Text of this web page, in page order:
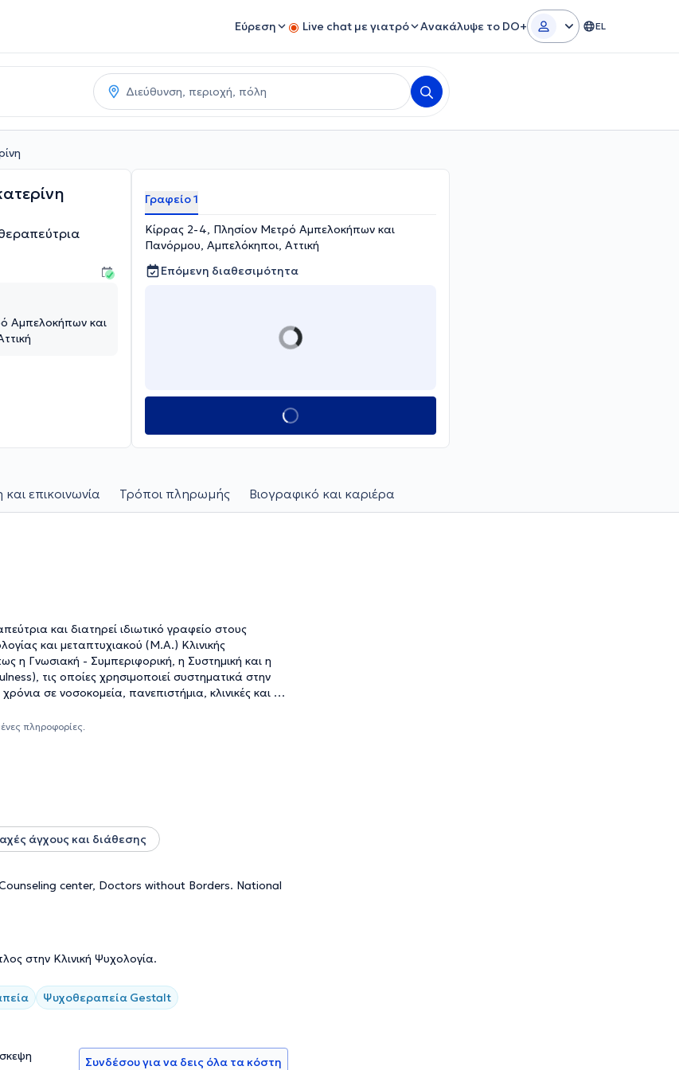
Εύρεση Live chat με γιατρό Ανακάλυψε το DO+ EL
Αμπελοκήπων και
Γραφείο 1
Κίρρας 2-4, Πλησίον Μετρό Αμπελοκήπων και
Πανόρμου, Αμπελόκηποι, Αττική
Επόμενη διαθεσιμότητα
επικοινωνία Τρόποι πληρωμής Βιογραφικό και καριέρα
και διατηρεί ιδιωτικό γραφείο στους
και μεταπτυχιακού (Μ.Α.) Κλινικής
η Γνωσιακή - Συμπεριφορική, η Συστημική και η
τις οποίες χρησιμοποιεί συστηματικά στην
σε νοσοκομεία, πανεπιστήμια, κλινικές και μη
τραύματος και μετατραυματικού στρες
πληροφορίες.
άγχους και διάθεσης
center, Doctors without Borders. National
στην Κλινική Ψυχολογία.
Ψυχοθεραπεία Gestalt
Συνδέσου για να δεις όλα τα κόστη